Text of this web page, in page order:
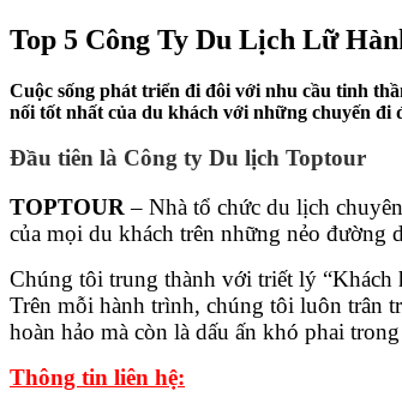
Top 5 Công Ty Du Lịch Lữ
Cuộc sống phát triển đi đôi với nhu cầu tinh
nối tốt nhất của du khách với những chuyến đi
Đầu tiên là Công ty Du lịch Toptour
TOPTOUR – Nhà tổ chức du lịch
của mọi du khách trên những nẻo đường
Chúng tôi trung thành với triết lý “Khách
Trên mỗi hành trình, chúng tôi luôn trân
hoàn hảo mà còn là dấu ấn khó phai
Thông tin liên hệ: